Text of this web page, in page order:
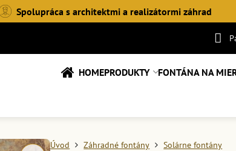
Spolupráca s architektmi a realizátormi záhrad
HOMEPRODUKTY FONTÁNA NA
Úvod Záhradné fontány Solárne fontány